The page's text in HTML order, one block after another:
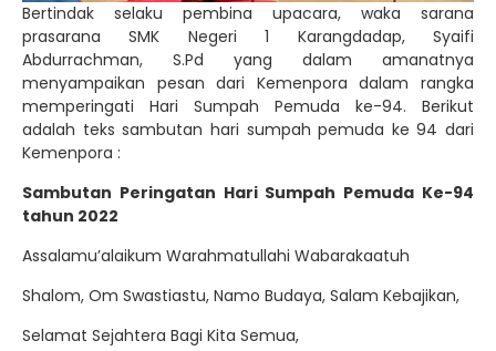
Bertindak selaku pembina upacara, waka sarana
prasarana SMK Negeri 1 Karangdadap, Syaifi
Abdurrachman, S.Pd yang dalam amanatnya
menyampaikan pesan dari Kemenpora dalam rangka
memperingati Hari Sumpah Pemuda ke-94. Berikut
adalah teks sambutan hari sumpah pemuda ke 94 dari
Kemenpora :
Sambutan Peringatan Hari Sumpah Pemuda Ke-94
tahun 2022
Assalamu’alaikum Warahmatullahi Wabarakaatuh
Shalom, Om Swastiastu, Namo Budaya, Salam Kebajikan,
Selamat Sejahtera Bagi Kita Semua,